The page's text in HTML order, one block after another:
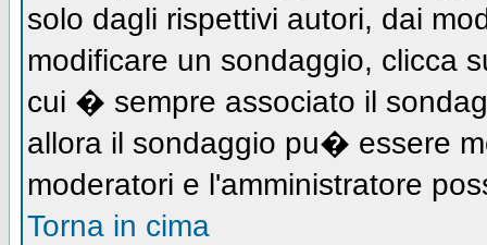
solo dagli rispettivi autori, dai
modificare un sondaggio, clicca
cui � sempre associato il
allora il sondaggio pu� essere
moderatori e l'amministratore
Torna in cima